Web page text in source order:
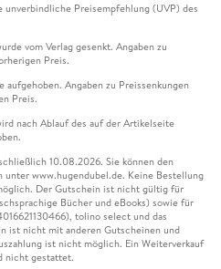
Preisempfehlung (UVP) des
vom Verlag gesenkt. Angaben zu
Preis.
Angaben zu Preissenkungen
Preis.
nach Ablauf des auf der Artikelseite
10.08.2026. Sie können den
www.hugendubel.de. Keine Bestellung
Der Gutschein ist nicht gültig für
Bücher und eBooks) sowie für
tolino select und das
ist nicht mit anderen Gutscheinen und
ist nicht möglich. Ein Weiterverkauf
nicht gestattet.